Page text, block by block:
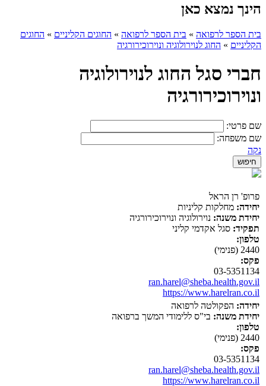
הינך נמצא כאן
בית הספר לרפואה » בית הספר לרפואה » החוגים הקליניים » החוגים
הקליניים » החוג לנוירולוגיה ונוירוכירורגיה
חברי סגל החוג לנוירולוגיה
ונוירוכירורגיה
שם פרטי:
שם משפחה:
נקה
פרופ' רן הראל
יחידה: מחלקות קליניות
יחידת משנה: נוירולוגיה ונוירוכירורגיה
תפקיד: סגל אקדמי קליני
טלפון:
2440 (פנימי)
פקס:
03-5351134
ran.harel@sheba.health.gov.il
https://www.harelran.co.il
יחידה: הפקולטה לרפואה
יחידת משנה: בי"ס ללימודי המשך ברפואה
טלפון:
2440 (פנימי)
פקס:
03-5351134
ran.harel@sheba.health.gov.il
https://www.harelran.co.il